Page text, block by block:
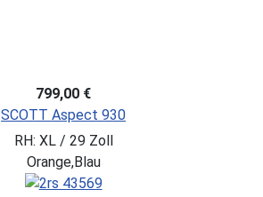
799,00 €
SCOTT Aspect 930
RH: XL / 29 Zoll
Orange,Blau